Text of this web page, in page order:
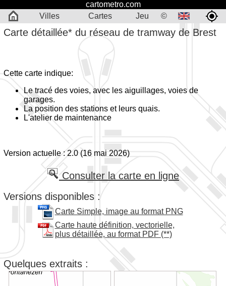
cartometro.com
Villes
Cartes Jeu ©
Carte détaillée* du réseau de tramway de Brest
Cette carte indique:
Le tracé des voies, avec les aiguillages, voies de
garages.
La position des stations et leurs quais.
L'atelier de maintenance
Version actuelle : 2.0 (16 mai 2026)
Consulter la carte en ligne
Versions disponibles :
Carte Simple, image au format PNG
Carte haute définition, vectorielle,
plus détaillée, au format PDF (**)
Quelques extraits :